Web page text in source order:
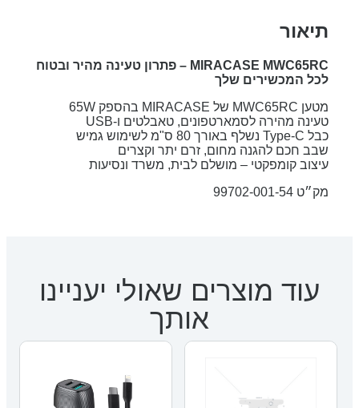
תיאור
MIRACASE MWC65RC – פתרון טעינה מהיר ובטוח
לכל המכשירים שלך
מטען MWC65RC של MIRACASE בהספק 65W
טעינה מהירה לסמארטפונים, טאבלטים ו-USB
כבל Type-C נשלף באורך 80 ס"מ לשימוש גמיש
שבב חכם להגנה מחום, זרם יתר וקצרים
עיצוב קומפקטי – מושלם לבית, משרד ונסיעות
מק״ט 99702-001-54
עוד מוצרים שאולי יעניינו
אותך